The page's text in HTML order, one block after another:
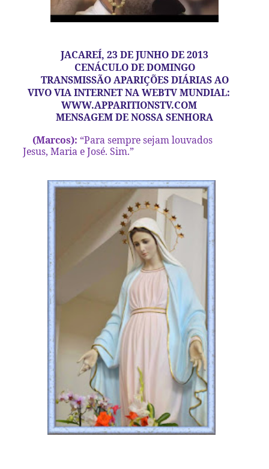
JACAREÍ, 23 DE JUNHO DE 2013
CENÁCULO DE DOMINGO
TRANSMISSÃO APARIÇÕES DIÁRIAS AO
VIVO VIA INTERNET NA WEBTV MUNDIAL:
WWW.APPARITIONSTV.COM
MENSAGEM DE NOSSA SENHORA
(Marcos): “Para sempre sejam louvados
Jesus, Maria e José. Sim.”